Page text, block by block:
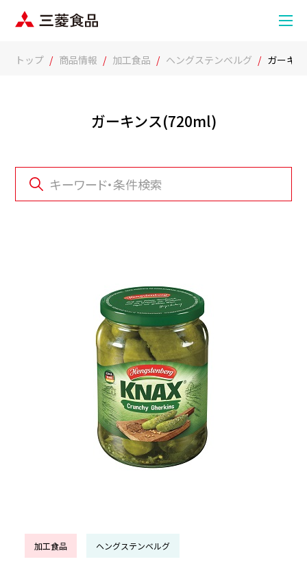
トップ 商品情報 加工食品 ヘングステンベルグ ガーキ
ガーキンス(720ml)
キーワード・条件検索
加工食品 ヘングステンベルグ